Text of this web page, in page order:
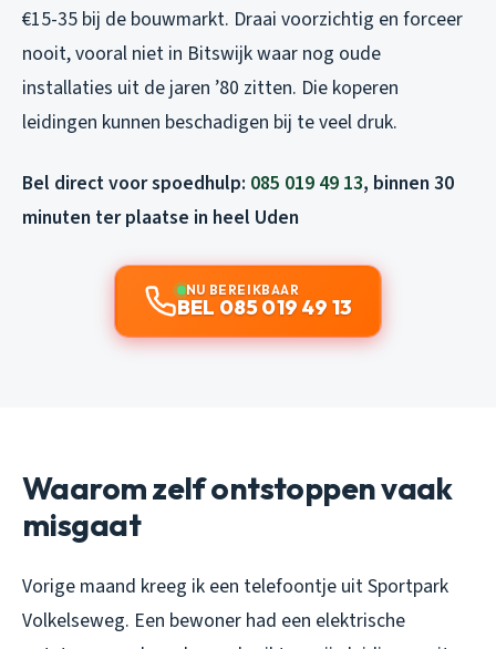
€15-35 bij de bouwmarkt. Draai voorzichtig en forceer
nooit, vooral niet in Bitswijk waar nog oude
installaties uit de jaren ’80 zitten. Die koperen
leidingen kunnen beschadigen bij te veel druk.
Bel direct voor spoedhulp: 085 019 49 13, binnen 30
minuten ter plaatse in heel Uden
NU BEREIKBAAR
BEL 085 019 49 13
Waarom zelf ontstoppen vaak
misgaat
Vorige maand kreeg ik een telefoontje uit Sportpark
Volkelseweg. Een bewoner had een elektrische